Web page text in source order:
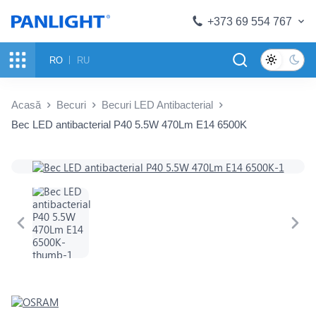
+373 69 554 767
RO RU
Acasă Becuri
Becuri LED Antibacterial
Bec LED antibacterial P40 5.5W 470Lm E14 6500K